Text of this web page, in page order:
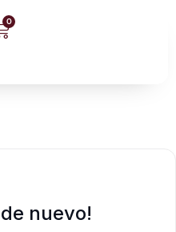
0
nuevo!